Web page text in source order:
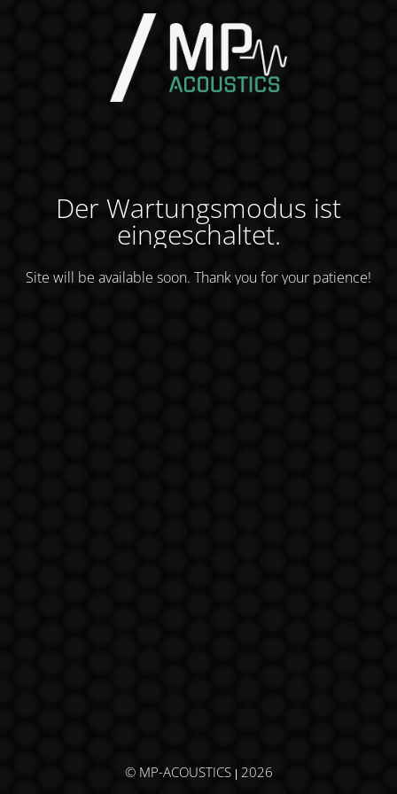
Der Wartungsmodus ist
eingeschaltet.
Site will be available soon. Thank you for your patience!
© MP-ACOUSTICS 2026